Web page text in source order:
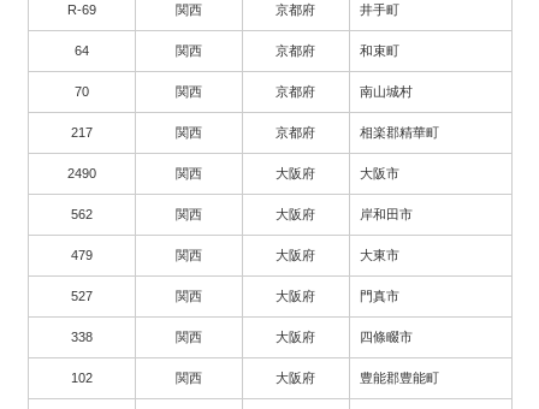
R-69 関西 京都府 井手町
64 関西 京都府 和束町
70 関西 京都府 南山城村
217 関西 京都府 相楽郡精華町
2490 関西 大阪府 大阪市
562 関西 大阪府 岸和田市
479 関西 大阪府 大東市
527 関西 大阪府 門真市
338 関西 大阪府 四條畷市
102 関西 大阪府 豊能郡豊能町